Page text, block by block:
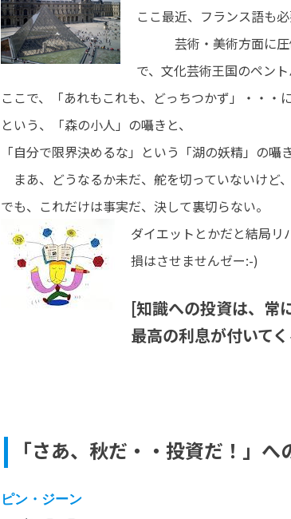
ここ最近、フランス語も
芸術・美術方面に圧倒
で、文化芸術王国のペント
ここで、「あれもこれも、どっちつかず」・・
という、「森の小人」の囁きと、
「自分で限界決めるな」という「湖の妖精」の囁
まあ、どうなるか未だ、舵を切っていないけど、
でも、これだけは事実だ、決して裏切らない
ダイエットとかだと結局
損はさせませんゼー:-)
[知識への投資は、常
最高の利息が付いて
「さあ、秋だ・・投資だ！」へ
ピン・ジーン